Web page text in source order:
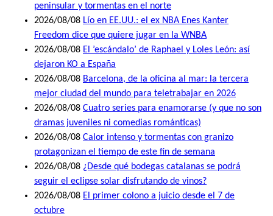
peninsular y tormentas en el norte
2026/08/08 Lío en EE.UU.: el ex NBA Enes Kanter
Freedom dice que quiere jugar en la WNBA
2026/08/08 El ’escándalo’ de Raphael y Loles León: así
dejaron KO a España
2026/08/08 Barcelona, de la oficina al mar: la tercera
mejor ciudad del mundo para teletrabajar en 2026
2026/08/08 Cuatro series para enamorarse (y que no son
dramas juveniles ni comedias románticas)
2026/08/08 Calor intenso y tormentas con granizo
protagonizan el tiempo de este fin de semana
2026/08/08 ¿Desde qué bodegas catalanas se podrá
seguir el eclipse solar disfrutando de vinos?
2026/08/08 El primer colono a juicio desde el 7 de
octubre